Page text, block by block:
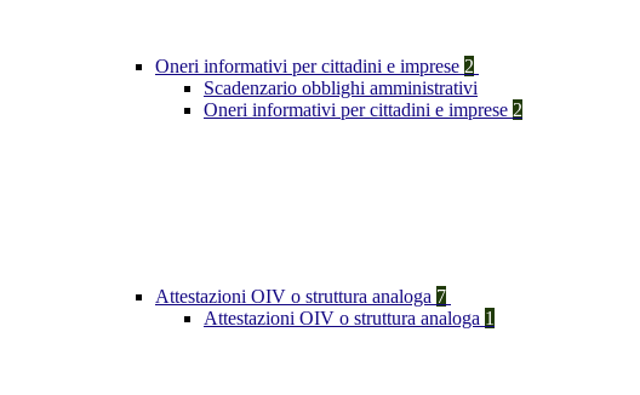
Oneri informativi per cittadini e imprese 2
Scadenzario obblighi amministrativi
Oneri informativi per cittadini e imprese 2
Attestazioni OIV o struttura analoga 7
Attestazioni OIV o struttura analoga 1